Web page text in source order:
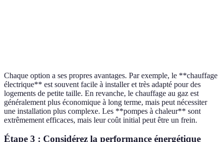
Chaque option a ses propres avantages. Par exemple, le **chauffage
électrique** est souvent facile à installer et très adapté pour des
logements de petite taille. En revanche, le chauffage au gaz est
généralement plus économique à long terme, mais peut nécessiter
une installation plus complexe. Les **pompes à chaleur** sont
extrêmement efficaces, mais leur coût initial peut être un frein.
Étape 3 : Considérez la performance énergétique